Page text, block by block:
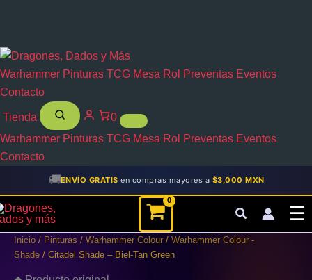
Warhammer Pinturas TCG Mesa Rol Preventas Eventos
Contacto
Tienda
0
Warhammer Pinturas TCG Mesa Rol Preventas Eventos
Contacto
🚚ENVÍO GRATIS en compras mayores a $3,000 MXN
☰
Inicio / Pinturas / Warhammer Colour / Warhammer Colour -
Shade / Citadel Shade – Biel-Tan Green
Shade
-
Biel-
Tan